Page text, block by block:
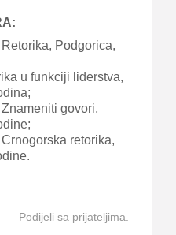
Podgorica,
u funkciji liderstva,
govori,
retorika,
Podijeli sa prijateljima.